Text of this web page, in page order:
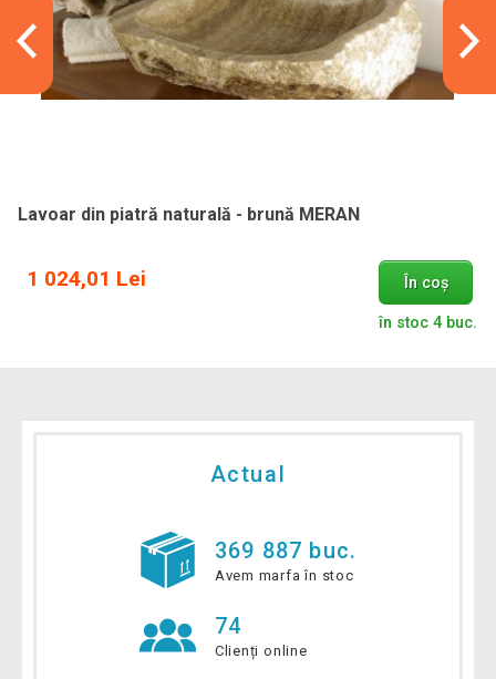
Lavoar din piatră naturală - brună MERAN
1 024,01 Lei În coș
în stoc 4 buc.
Actual
369 887 buc.
Avem marfa în stoc
74
Clienți online